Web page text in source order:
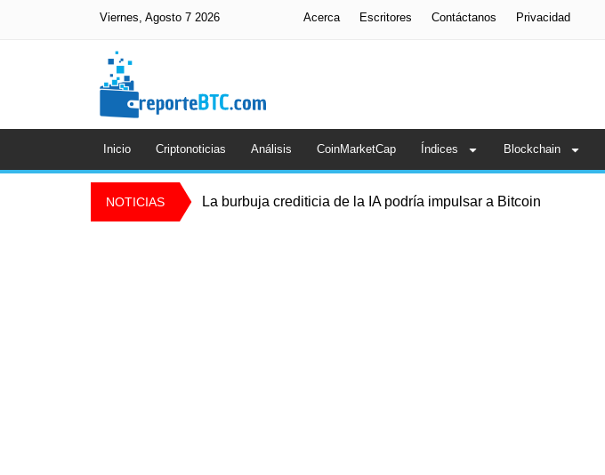
Viernes, Agosto 7 2026 Acerca Escritores Contáctanos Privacidad
Inicio Criptonoticias Análisis CoinMarketCap Índices Blockchain
NOTICIAS La burbuja crediticia de la IA podría impulsar a Bitcoin